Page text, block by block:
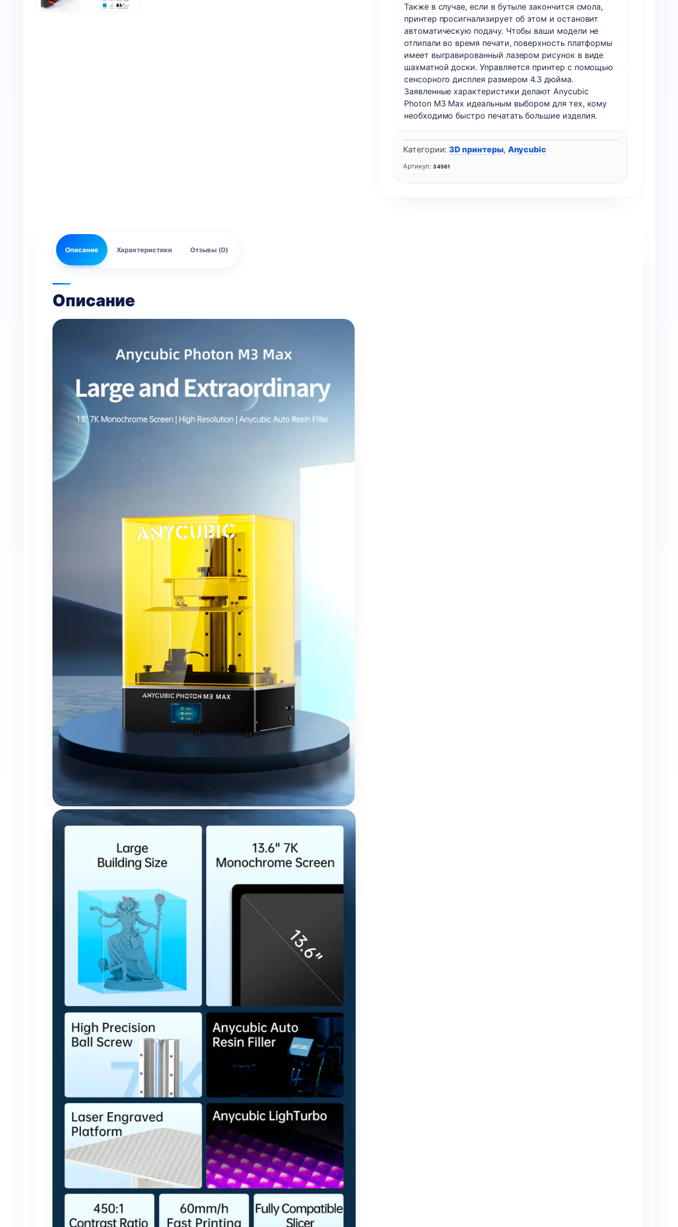
Также в случае, если в бутыле закончится смола,
принтер просигнализирует об этом и остановит
автоматическую подачу. Чтобы ваши модели не
отлипали во время печати, поверхность платформы
имеет выгравированный лазером рисунок в виде
шахматной доски. Управляется принтер с помощью
сенсорного дисплея размером 4.3 дюйма.
Заявленные характеристики делают Anycubic
Photon M3 Max идеальным выбором для тех, кому
необходимо быстро печатать большие изделия.
Артикул:34561
Категории: 3D принтеры, Anycubic
Описание Характеристики Отзывы (0)
Описание